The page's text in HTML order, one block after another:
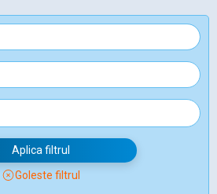
Aplica filtrul
Goleste filtrul